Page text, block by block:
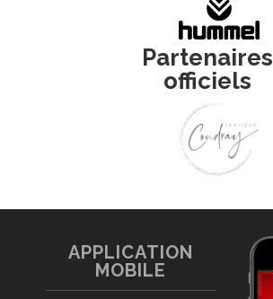
Partenaires
officiels
APPLICATION
MOBILE